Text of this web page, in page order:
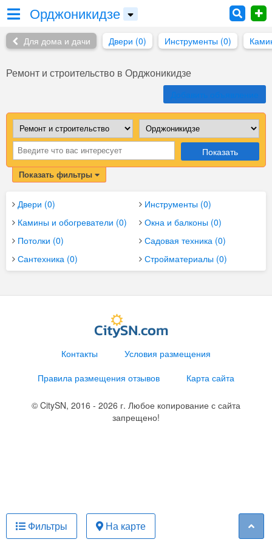
Орджоникидзе
Для дома и дачи Двери (0) Инструменты (0)
Ремонт и строительство в Орджоникидзе
Добавить объявление
Показать
Показать фильтры
Двери (0)
Инструменты (0)
Камины и обогреватели (0)
Окна и балконы (0)
Потолки (0)
Садовая техника (0)
Сантехника (0)
Стройматериалы (0)
Фильтры На карте
Контакты
Условия размещения
Правила размещения отзывов
Карта сайта
© CitySN, 2016 - 2026 г. Любое копирование с сайта
запрещено!